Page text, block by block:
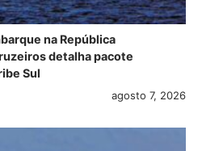
na República
detalha pacote
Sul
agosto 7, 2026